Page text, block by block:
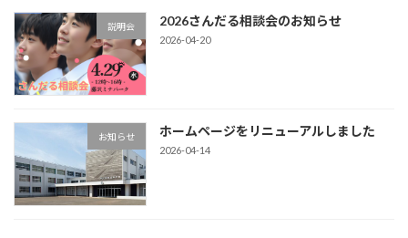
説明会 2026さんだる相談会のお知らせ
2026-04-20
お知らせ ホームページをリニューアルしました
2026-04-14